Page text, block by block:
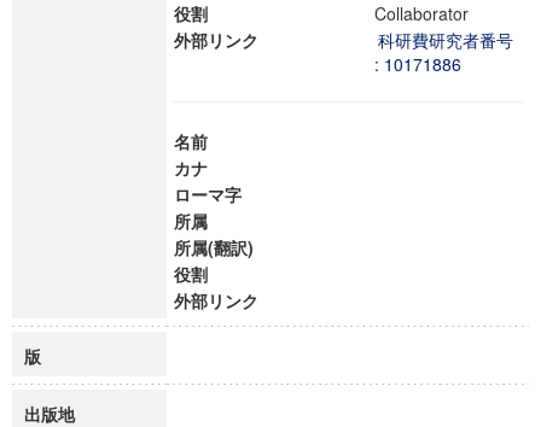
役割
Collaborator
外部リンク
科研費研究者番号
: 10171886
名前
カナ
ローマ字
所属
所属(翻訳)
役割
外部リンク
版
出版地